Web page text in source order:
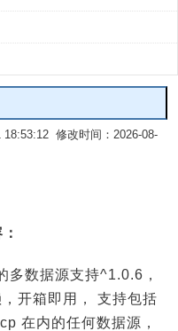
修改时间：2026-08-
数据源支持^1.0.6，
开箱即用， 支持包括
在内的任何数据源，